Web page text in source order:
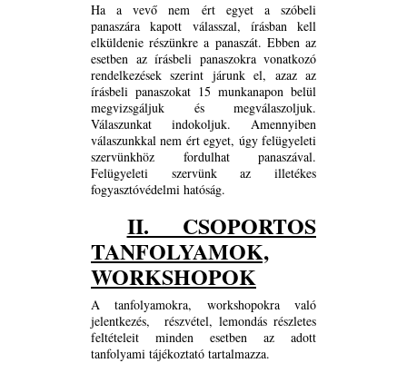
Ha a vevő nem ért egyet a szóbeli
panaszára kapott válasszal, írásban kell
elküldenie részünkre a panaszát. Ebben az
esetben az írásbeli panaszokra vonatkozó
rendelkezések szerint járunk el, azaz az
írásbeli panaszokat 15 munkanapon belül
megvizsgáljuk és megválaszoljuk.
Válaszunkat indokoljuk. Amennyiben
válaszunkkal nem ért egyet, úgy felügyeleti
szervünkhöz fordulhat panaszával.
Felügyeleti szervünk az illetékes
fogyasztóvédelmi hatóság.
II. CSOPORTOS
TANFOLYAMOK,
WORKSHOPOK
A tanfolyamokra, workshopokra való
jelentkezés, részvétel, lemondás részletes
feltételeit minden esetben az adott
tanfolyami tájékoztató tartalmazza.